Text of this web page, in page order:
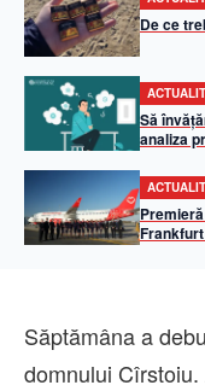
De ce
Să
analiza
Săptămâna a
domnului